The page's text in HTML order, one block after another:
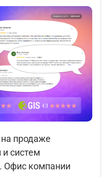
продаже
и систем
Офис компании